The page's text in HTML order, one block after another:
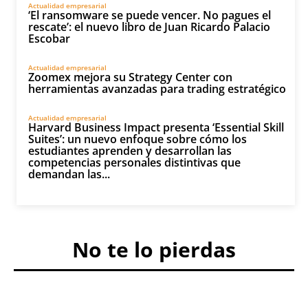
Actualidad empresarial
‘El ransomware se puede vencer. No pagues el
rescate’: el nuevo libro de Juan Ricardo Palacio
Escobar
Actualidad empresarial
Zoomex mejora su Strategy Center con
herramientas avanzadas para trading estratégico
Actualidad empresarial
Harvard Business Impact presenta ‘Essential Skill
Suites’: un nuevo enfoque sobre cómo los
estudiantes aprenden y desarrollan las
competencias personales distintivas que
demandan las...
No te lo pierdas